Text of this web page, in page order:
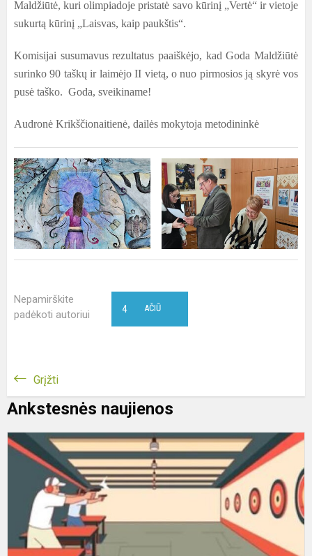
Maldžiūtė, kuri olimpiadoje pristatė savo kūrinį „Vertė“ ir vietoje
sukurtą kūrinį „Laisvas, kaip paukštis“.
Komisijai susumavus rezultatus paaiškėjo, kad Goda Maldžiūtė
surinko 90 taškų ir laimėjo II vietą, o nuo pirmosios ją skyrė vos
pusė taško. Goda, sveikiname!
Audronė Krikščionaitienė, dailės mokytoja metodininkė
Nepamirškite
padėkoti autoriui
AČIŪ
4
Grįžti
Ankstesnės naujienos